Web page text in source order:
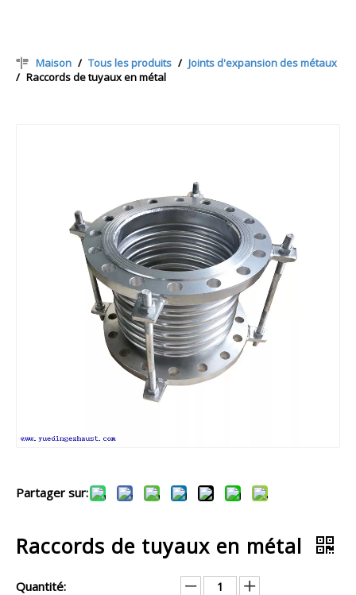
Maison / Tous les produits / Joints d'expansion des métaux
/ Raccords de tuyaux en métal
Partager sur:
Raccords de tuyaux en métal
Quantité: